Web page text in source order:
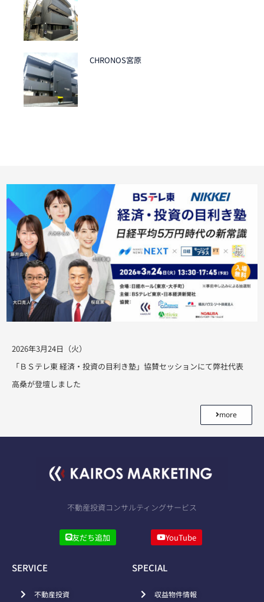
CHRONOS宮原
2026年3月24日（火）
「ＢＳテレ東 経済・投資の目利き塾」協賛セッションにて弊社代表
高桑が登壇しました
more
不動産投資コンサルティングサービス
友だち追加 YouTube
SERVICE
不動産投資
SPECIAL
収益物件情報